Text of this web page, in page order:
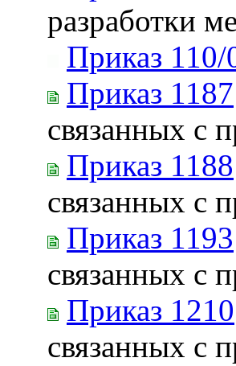
разработки
Приказ 110/
Приказ 1187
связанных с
Приказ 1188
связанных с
Приказ 1193
связанных с
Приказ 1210
связанных с